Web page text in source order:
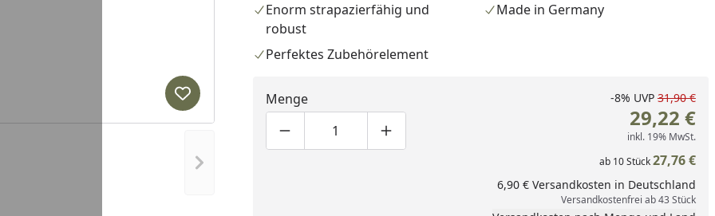
Nächstes Bild anzeigen
Produkt zur Wunschliste hinzufügen
Enorm strapazierfähig und
robust
Made in Germany
Perfektes Zubehörelement
Menge
Produktmenge um eins verringern
Produktmenge manuell eingeben
Produktmenge um eins erhöhen
-8% UVP 31,90 €
29,22 €
inkl. 19% MwSt.
ab 10Stück27,76 €
6,90 € Versandkosten in Deutschland
Versandkostenfrei ab 43 Stück